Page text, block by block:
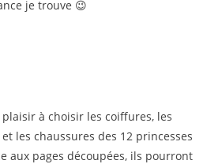
je trouve 😉
à choisir les coiffures, les
les chaussures des 12 princesses
aux pages découpées, ils pourront